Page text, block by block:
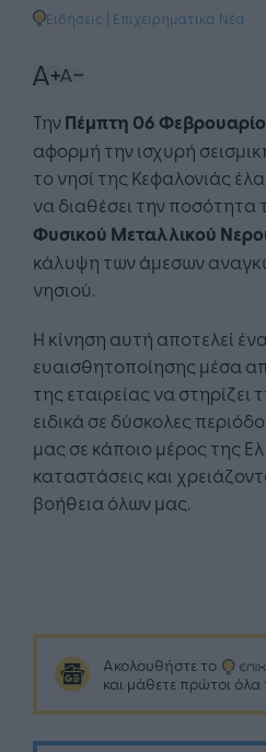
Ειδήσεις | Επιχειρηματικά Νέα
ΤηνΠέμπτη 06
αφορμή την ισχυρή
το νησί της Κεφαλονιάς
να διαθέσει την ποσότητα
Φυσικού Μεταλλικού
κάλυψη των άμεσων
νησιού.
Η κίνηση αυτή αποτελεί
ευαισθητοποίησης μέσα
της εταιρείας να στηρίζει
ειδικά σε δύσκολες
μας σε κάποιο μέρος της
καταστάσεις και
βοήθεια όλων μας.
Ακολουθήστε το
και μάθετε πρώτοι όλα